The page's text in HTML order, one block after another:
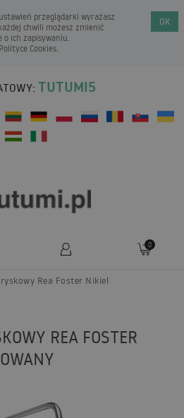
przeglądarki wyrażasz
chwili możesz zmienić
o ich zapisywaniu.
Polityce Cookies.
OK
TUTUMI5
0
Rea Foster Nikiel
REA FOSTER